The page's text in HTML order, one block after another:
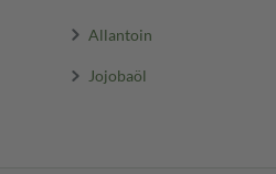
Allantoin
Jojobaöl